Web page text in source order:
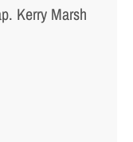
Kerry Marsh